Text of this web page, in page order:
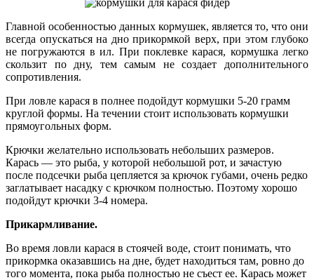
Главной особенностью данных кормушек, является то, что они
всегда опускаться на дно прикормкой верх, при этом глубоко
не погружаются в ил. При поклевке карася, кормушка легко
скользит по дну, тем самым не создает дополнительного
сопротивления.
При ловле карася в полнее подойдут кормушки 5-20 грамм
круглой формы. На течении стоит использовать кормушки
прямоугольных форм.
Крючки желательно использовать небольших размеров.
Карась — это рыба, у которой небольшой рот, и зачастую
после подсечки рыба цепляется за крючок губами, очень редко
заглатывает насадку с крючком полностью. Поэтому хорошо
подойдут крючки 3-4 номера.
Прикармливание.
Во время ловли карася в стоячей воде, стоит понимать, что
прикормка оказавшись на дне, будет находиться там, ровно до
того момента, пока рыба полностью не съест ее. Карась может